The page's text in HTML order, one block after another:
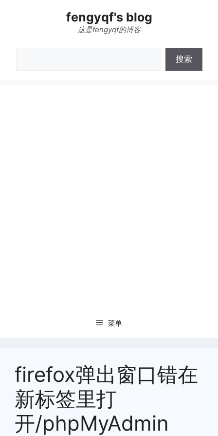
fengyqf's blog
这是fengyqf的博客
搜索
菜单
firefox弹出窗口错在
新标签里打
开/phpMyAdmin